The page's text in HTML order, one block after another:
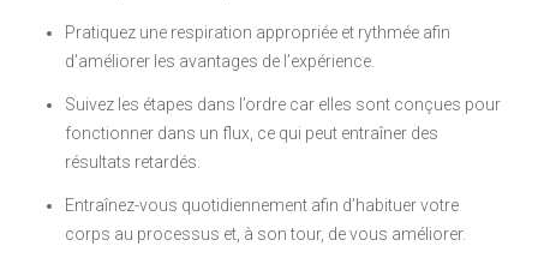
Pratiquez une respiration appropriée et rythmée afin
d’améliorer les avantages de l’expérience.
Suivez les étapes dans l’ordre car elles sont conçues pour
fonctionner dans un flux, ce qui peut entraîner des
résultats retardés.
Entraînez-vous quotidiennement afin d’habituer votre
corps au processus et, à son tour, de vous améliorer.